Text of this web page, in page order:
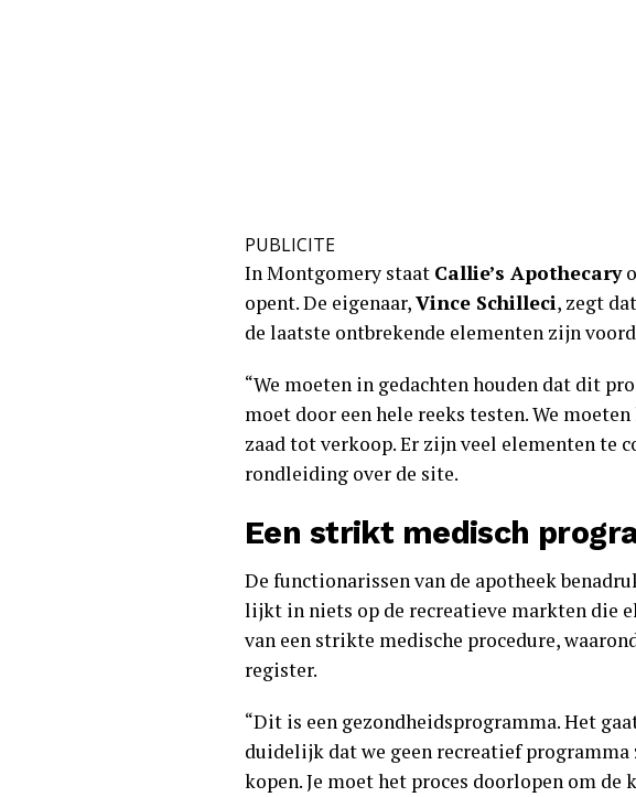
PUBLICITE
In Montgomery staat Callie’s Apothecary
opent. De eigenaar,Vince Schilleci, zegt
de laatste ontbrekende elementen zijn
“We moeten in gedachten houden dat dit
moet door een hele reeks testen. We
zaad tot verkoop. Er zijn veel elementen te
rondleiding over de site.
Een strikt medisch
De functionarissen van de apotheek
lijkt in niets op de recreatieve markten die
van een strikte medische procedure,
register.
“Dit is een gezondheidsprogramma. Het
duidelijk dat we geen recreatief
kopen. Je moet het proces doorlopen om